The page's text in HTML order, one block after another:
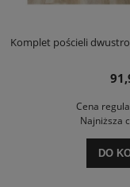
Komplet pościeli
Cena
Najniższa
DO